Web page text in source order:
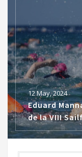
12 May, 2024
Eduard
de la VIII